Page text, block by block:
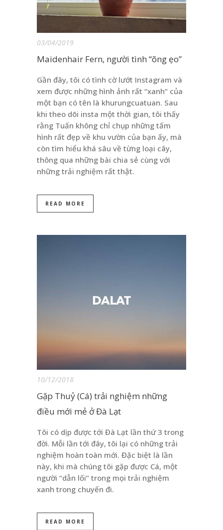
03/04/2019
Maidenhair Fern, người tình “õng ẹo”
Gần đây, tôi có tình cờ lướt Instagram và
xem được những hình ảnh rất “xanh” của
một bạn có tên là khurungcuatuan. Sau
khi theo dõi insta một thời gian, tôi thấy
rằng Tuấn không chỉ chụp những tấm
hình rất đẹp về khu vườn của bạn ấy, mà
còn tìm hiểu khá sâu về từng loại cây,
thông qua những bài chia sẻ cùng với
những trải nghiệm rất thật.
READ MORE
10/12/2018
Gặp Thuỷ (Cá) trải nghiệm những
điều mới mẻ ở Đà Lạt
Tôi có dịp được tới Đà Lạt lần thứ 3 trong
đời. Mỗi lần tới đây, tôi lại có những trải
nghiệm hoàn toàn mới. Đặc biệt là lần
này, khi mà chúng tôi gặp được Cá, một
người “dẫn lối” trong mọi trải nghiệm
xanh trong chuyến đi.
READ MORE